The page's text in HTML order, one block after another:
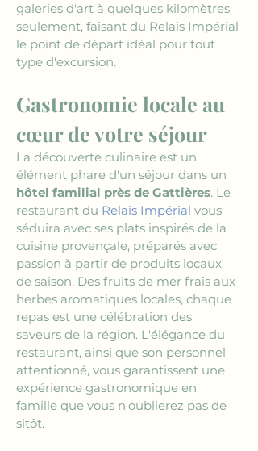
galeries d'art à quelques kilomètres
seulement, faisant du Relais Impérial
le point de départ idéal pour tout
type d'excursion.
Gastronomie locale au
cœur de votre séjour
La découverte culinaire est un
élément phare d'un séjour dans un
hôtel familial près de Gattières. Le
restaurant du Relais Impérial vous
séduira avec ses plats inspirés de la
cuisine provençale, préparés avec
passion à partir de produits locaux
de saison. Des fruits de mer frais aux
herbes aromatiques locales, chaque
repas est une célébration des
saveurs de la région. L'élégance du
restaurant, ainsi que son personnel
attentionné, vous garantissent une
expérience gastronomique en
famille que vous n'oublierez pas de
sitôt.